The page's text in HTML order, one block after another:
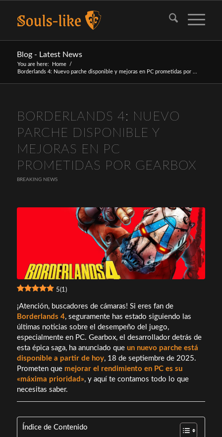
Blog - Latest News
You are here: Home
/
Borderlands 4: Nuevo parche disponible y mejoras en PC prometidas por ...
BORDERLANDS 4: NUEVO
PARCHE DISPONIBLE Y
MEJORAS EN PC
PROMETIDAS POR GEARBOX
BREAKING NEWS
5(1)
¡Atención, buscadores de cámaras! Si eres fan de
Borderlands 4, seguramente has estado siguiendo las
últimas noticias sobre el desempeño del juego,
especialmente en PC. Gearbox, el desarrollador detrás de
esta épica saga, ha anunciado que un nuevo parche está
disponible a partir de hoy, 18 de septiembre de 2025.
Prometen que mejorar el rendimiento en PC es su
«máxima prioridad», y aquí te contamos todo lo que
necesitas saber.
Índice de Contenido